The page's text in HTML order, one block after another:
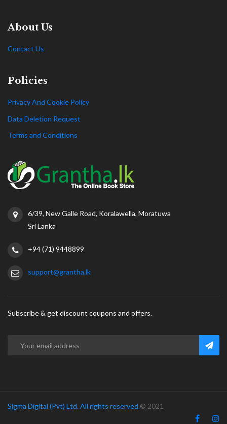
About Us
Contact Us
Policies
Privacy And Cookie Policy
Data Deletion Request
Terms and Conditions
6/39, New Galle Road, Koralawella, Moratuwa
Sri Lanka
+94 (71) 9448899
support@grantha.lk
Subscribe & get discount coupons and offers.
Sigma Digital (Pvt) Ltd. All rights reserved.© 2021